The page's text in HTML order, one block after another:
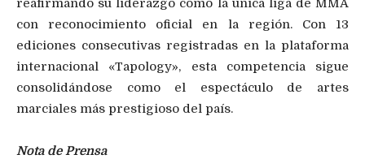
con reconocimiento oficial en la región. Con 13
ediciones consecutivas registradas en la plataforma
internacional «Tapology», esta competencia sigue
consolidándose como el espectáculo de artes
marciales más prestigioso del país.
Nota de Prensa